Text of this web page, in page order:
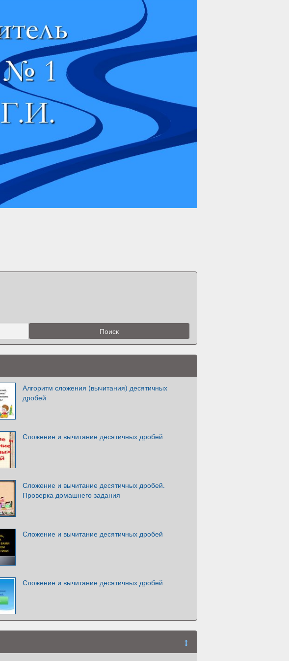
Алгоритм сложения (вычитания) десятичных
дробей
Сложение и вычитание десятичных дробей
Сложение и вычитание десятичных дробей.
Проверка домашнего задания
Сложение и вычитание десятичных дробей
Сложение и вычитание десятичных дробей